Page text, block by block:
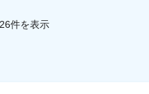
件を表示